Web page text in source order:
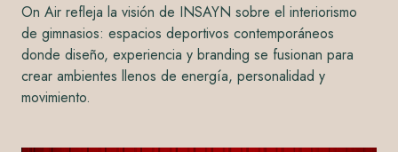
On Air refleja la visión de INSAYN sobre el interiorismo
de gimnasios: espacios deportivos contemporáneos
donde diseño, experiencia y branding se fusionan para
crear ambientes llenos de energía, personalidad y
movimiento.